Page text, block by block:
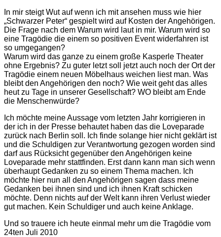
In mir steigt Wut auf wenn ich mit ansehen muss wie hier
„Schwarzer Peter“ gespielt wird auf Kosten der Angehörigen.
Die Frage nach dem Warum wird laut in mir. Warum wird so
eine Tragödie die einem so positiven Event widerfahren ist
so umgegangen?
Warum wird das ganze zu einem große Kasperle Theater
ohne Ergebnis? Zu guter letzt soll jetzt auch noch der Ort der
Tragödie einem neuen Möbelhaus weichen liest man. Was
bleibt den Angehörigen den noch? Wie weit geht das alles
heut zu Tage in unserer Gesellschaft? WO bleibt am Ende
die Menschenwürde?
Ich möchte meine Aussage vom letzten Jahr korrigieren in
der ich in der Presse behautet haben das die Loveparade
zurück nach Berlin soll. Ich finde solange hier nicht geklärt ist
und die Schuldigen zur Verantwortung gezogen worden sind
darf aus Rücksicht gegenüber den Angehörigen keine
Loveparade mehr stattfinden. Erst dann kann man sich wenn
überhaupt Gedanken zu so einem Thema machen. Ich
möchte hier nun all den Angehörigen sagen dass meine
Gedanken bei ihnen sind und ich ihnen Kraft schicken
möchte. Denn nichts auf der Welt kann ihren Verlust wieder
gut machen. Kein Schuldiger und auch keine Anklage.
Und so trauere ich heute einmal mehr um die Tragödie vom
24ten Juli 2010